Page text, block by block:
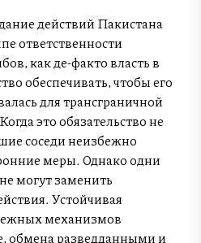
действий Пакистана
ответственности
как де-факто власть в
обеспечивать, чтобы его
для трансграничной
это обязательство не
соседи неизбежно
меры. Однако одни
могут заменить
Устойчивая
механизмов
обмена разведданными и